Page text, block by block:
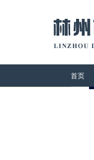
首页